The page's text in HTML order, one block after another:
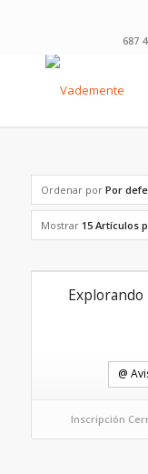
687
Ordenar por Por
Mostrar 15 Artículos
Explorando
@
Inscripción